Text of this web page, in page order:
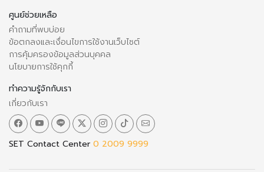
ศูนย์ช่วยเหลือ
คำถามที่พบบ่อย
ข้อตกลงและเงื่อนไขการใช้งานเว็บไซต์
การคุ้มครองข้อมูลส่วนบุคคล
นโยบายการใช้คุกกี้
ทำความรู้จักกับเรา
เกี่ยวกับเรา
SET Contact Center 0 2009 9999